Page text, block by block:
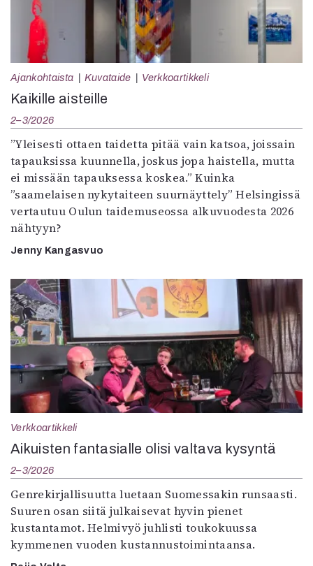
Ajankohtaista Kuvataide Verkkoartikkeli
Kaikille aisteille
2–3/2026
”Yleisesti ottaen taidetta pitää vain katsoa, joissain
tapauksissa kuunnella, joskus jopa haistella, mutta
ei missään tapauksessa koskea.” Kuinka
”saamelaisen nykytaiteen suurnäyttely” Helsingissä
vertautuu Oulun taidemuseossa alkuvuodesta 2026
nähtyyn?
Jenny Kangasvuo
Verkkoartikkeli
Aikuisten fantasialle olisi valtava kysyntä
2–3/2026
Genrekirjallisuutta luetaan Suomessakin runsaasti.
Suuren osan siitä julkaisevat hyvin pienet
kustantamot. Helmivyö juhlisti toukokuussa
kymmenen vuoden kustannustoimintaansa.